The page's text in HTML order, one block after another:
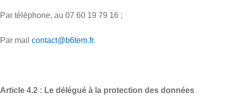
Par téléphone, au 07 60 19 79 16 ;
Par mail contact@b6tem.fr.
Article 4.2 : Le délégué à la protection des données